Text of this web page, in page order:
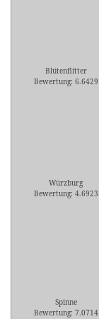
Blütenflitter
Bewertung: 6.6429
Würzburg
Bewertung: 4.6923
Spinne
Bewertung: 7.0714